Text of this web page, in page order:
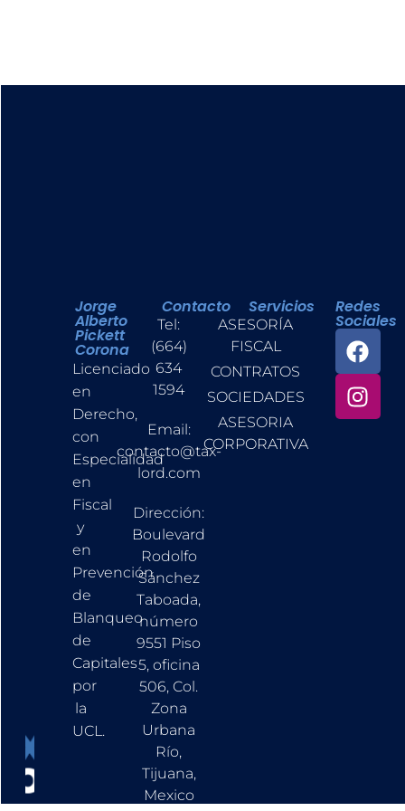
Jorge
Alberto
Pickett
Corona
Licenciado
en
Derecho,
con
Especialidad
en
Fiscal
y
en
Prevención
de
Blanqueo
de
Capitales
por
la
UCL.
Contacto
Tel:
(664)
634
1594
Email:
contacto@tax-
lord.com
Dirección:
Boulevard
Rodolfo
Sánchez
Taboada,
número
9551 Piso
5, oficina
506, Col.
Zona
Urbana
Río,
Tijuana,
Mexico
Servicios
ASESORÍA
FISCAL
CONTRATOS
SOCIEDADES
ASESORIA
CORPORATIVA
Redes
Sociales